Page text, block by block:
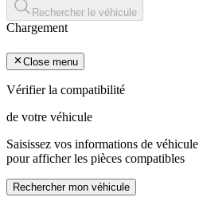
Rechercher le véhicule
Chargement
Close menu
Vérifier la compatibilité
de votre véhicule
Saisissez vos informations de véhicule
pour afficher les pièces compatibles
Rechercher mon véhicule